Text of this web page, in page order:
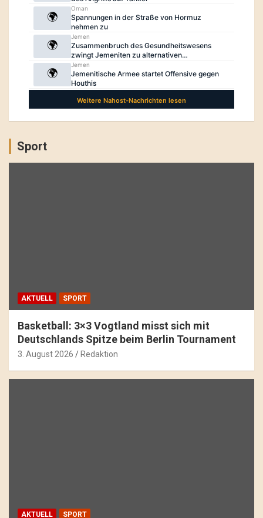
Sport
AKTUELL SPORT
Basketball: 3×3 Vogtland misst sich mit
Deutschlands Spitze beim Berlin Tournament
3. August 2026 Redaktion
AKTUELL SPORT